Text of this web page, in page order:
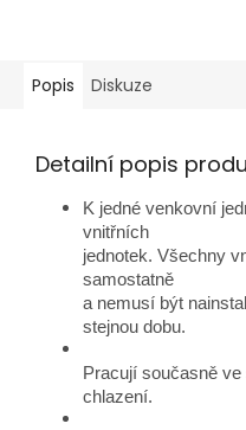
Popis Diskuze
Detailní popis
K jedné venkovní
vnitřních
jednotek. Všechny
samostatně
a nemusí být
stejnou dobu.
Pracují současně
chlazení.